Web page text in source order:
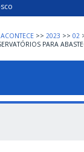
ACONTECE >> 2023 >> 02
PARA